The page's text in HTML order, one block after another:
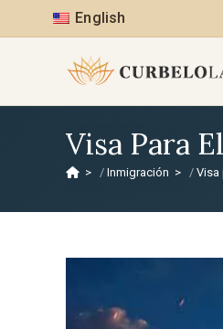
English
Visa Para
> Inmigración > Visa